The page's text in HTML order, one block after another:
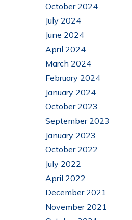
October 2024
July 2024
June 2024
April 2024
March 2024
February 2024
January 2024
October 2023
September 2023
January 2023
October 2022
July 2022
April 2022
December 2021
November 2021